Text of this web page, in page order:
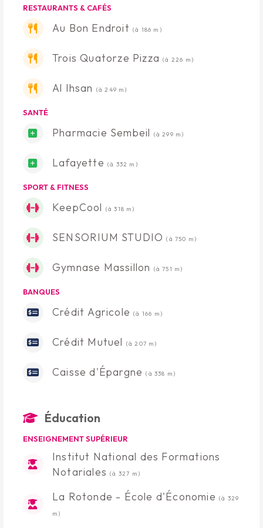
RESTAURANTS & CAFÉS
Au Bon Endroit (à 186 m)
Trois Quatorze Pizza(à 226 m)
Al Ihsan (à 249 m)
SANTÉ
Pharmacie Sembeil (à 299 m)
Lafayette (à 332 m)
SPORT & FITNESS
KeepCool (à 318 m)
SENSORIUM STUDIO(à 750 m)
Gymnase Massillon (à 751 m)
BANQUES
Crédit Agricole(à 166 m)
Crédit Mutuel (à 207 m)
Caisse d'Épargne(à 338 m)
Éducation
ENSEIGNEMENT SUPÉRIEUR
Institut National des Formations
Notariales(à 327 m)
La Rotonde - École d'Économie (à 329
m)